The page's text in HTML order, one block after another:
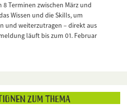
8 Terminen zwischen März und
Wissen und die Skills, um
und weiterzutragen – direkt aus
läuft bis zum 01. Februar
zum Thema